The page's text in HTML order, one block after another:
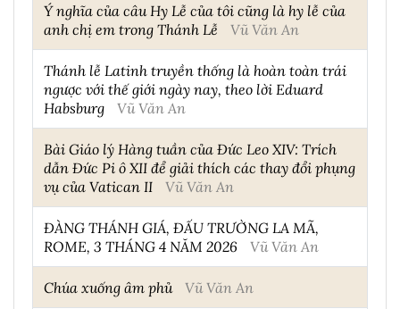
Ý nghĩa của câu Hy Lễ của tôi cũng là hy lễ của
anh chị em trong Thánh Lễ
Vũ Văn An
Thánh lễ Latinh truyền thống là hoàn toàn trái
ngược với thế giới ngày nay, theo lời Eduard
Habsburg
Vũ Văn An
Bài Giáo lý Hàng tuần của Đức Leo XIV: Trích
dẫn Đức Pi ô XII để giải thích các thay đổi phụng
vụ của Vatican II
Vũ Văn An
ĐÀNG THÁNH GIÁ, ĐẤU TRƯỜNG LA MÃ,
ROME, 3 THÁNG 4 NĂM 2026
Vũ Văn An
Chúa xuống âm phủ Vũ Văn An